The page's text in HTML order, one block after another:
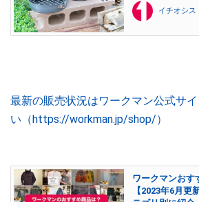
イチオシス
最新の販売状況はワークマン公式サ
い（https://workman.jp/shop/）
ワークマンおす
【2023年6月更